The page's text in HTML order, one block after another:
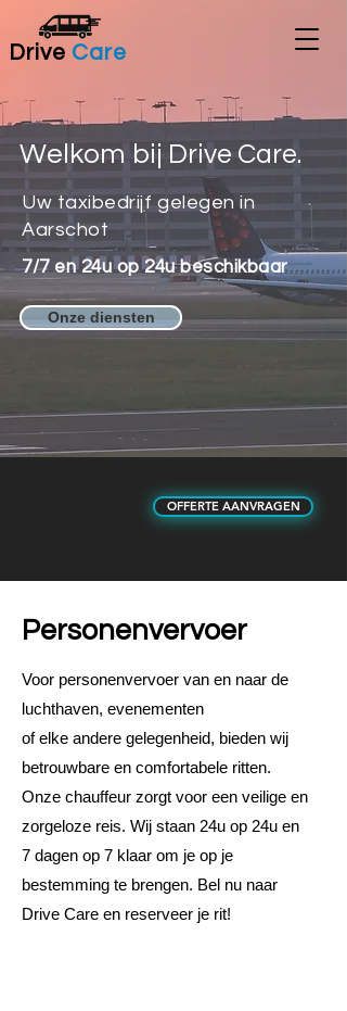
Drive Care
Welkom bij Drive Care.
Uw taxibedrijf gelegen in
Aarschot
7/7 en 24u op 24u beschikbaar
Onze diensten
OFFERTE AANVRAGEN
Personenvervoer
Voor personenvervoer van en naar de
luchthaven, evenementen
of elke andere gelegenheid, bieden wij
betrouwbare en comfortabele ritten.
Onze chauffeur zorgt voor een veilige en
zorgeloze reis. Wij staan 24u op 24u en
7 dagen op 7 klaar om je op je
bestemming te brengen. Bel nu naar
Drive Care en reserveer je rit!